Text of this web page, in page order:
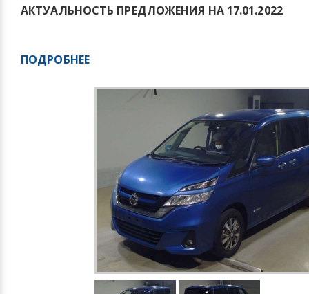
АКТУАЛЬНОСТЬ ПРЕДЛОЖЕНИЯ НА 17.01.2022
ПОДРОБНЕЕ